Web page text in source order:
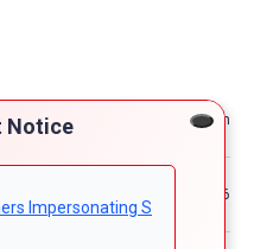
Notice
Impersonating S
4.71m×1.97m×1.23m
11.36